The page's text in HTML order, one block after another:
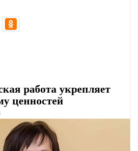
работа укрепляет
ценностей